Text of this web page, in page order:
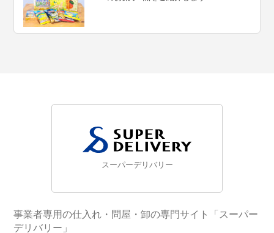
スーパーデリバリー
事業者専用の仕入れ・問屋・卸の専門サイト「スーパー
デリバリー」